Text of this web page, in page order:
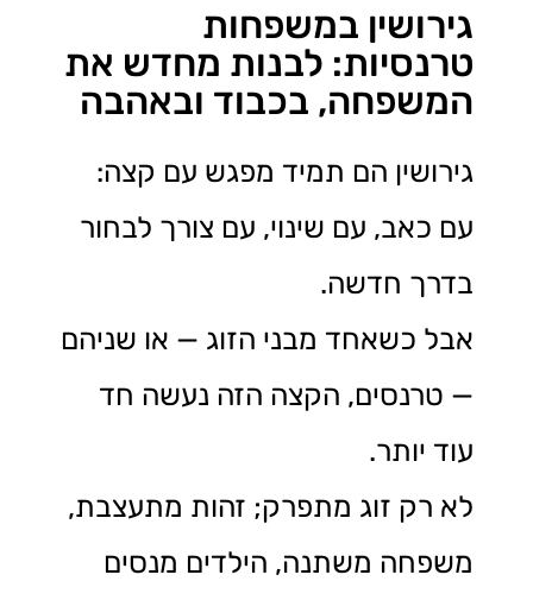
גירושין במשפחות
טרנסיות: לבנות מחדש את
המשפחה, בכבוד ובאהבה
גירושין הם תמיד מפגש עם קצה:
עם כאב, עם שינוי, עם צורך לבחור
בדרך חדשה.
אבל כשאחד מבני הזוג — או שניהם
— טרנסים, הקצה הזה נעשה חד
עוד יותר.
לא רק זוג מתפרק; זהות מתעצבת,
משפחה משתנה, הילדים מנסים